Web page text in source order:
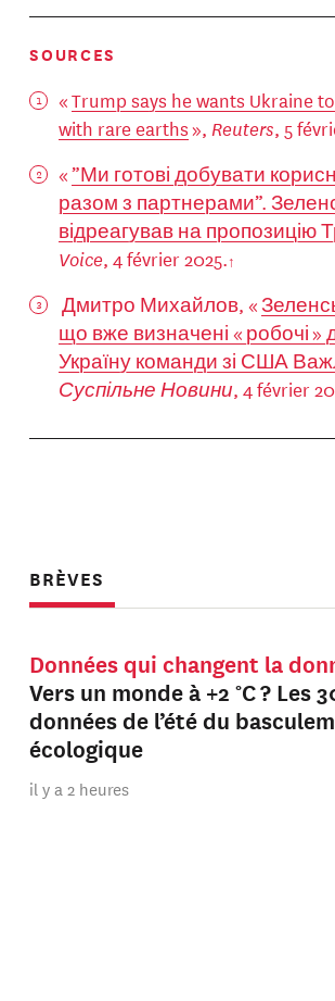
SOURCES
«Trump says he wants Ukraine
with rare earths», Reuters, 5
«”Ми готові добувати
разом з партнерами”.
відреагував на пропозицію
Voice, 4 février 2025.
Дмитро Михайлов, «
що вже визначені « робочі »
Україну команди зі США
Суспільне Новини, 4 février
BRÈVES
Données qui changent la
Vers un monde à +2 °C ? Les
données de l’été du
écologique
il y a 2 heures